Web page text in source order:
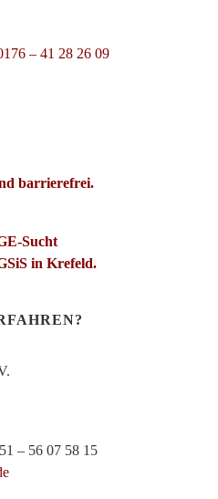
– 41 28 26 09
barrierefrei.
Sucht
in Krefeld.
– 56 07 58 15